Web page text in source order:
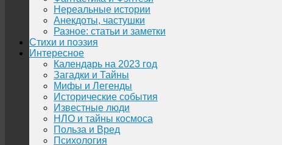
Нереальные истории
Анекдоты, частушки
Разное: статьи и заметки
Стихи и поэзия
Интересное
Календарь на 2023 год
Загадки и Тайны
Мифы и Легенды
Исторические события
Известные люди
НЛО и тайны космоса
Польза и Вред
Психология